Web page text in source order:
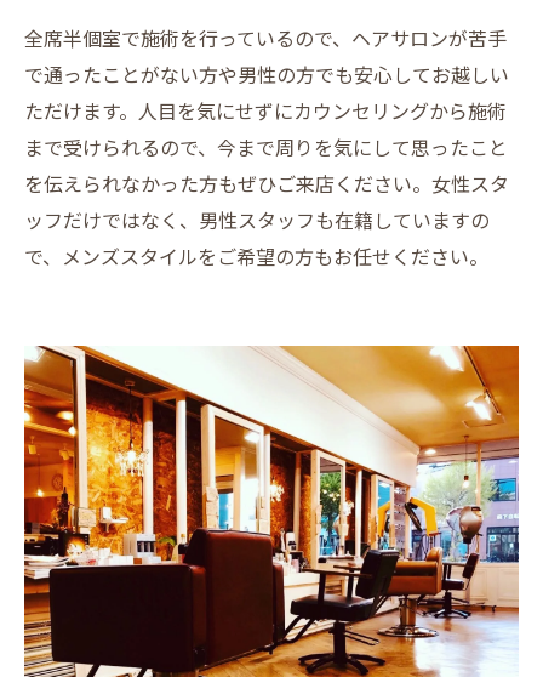
全席半個室で施術を行っているので、ヘアサロンが苦手
で通ったことがない方や男性の方でも安心してお越しい
ただけます。人目を気にせずにカウンセリングから施術
まで受けられるので、今まで周りを気にして思ったこと
を伝えられなかった方もぜひご来店ください。女性スタ
ッフだけではなく、男性スタッフも在籍していますの
で、メンズスタイルをご希望の方もお任せください。